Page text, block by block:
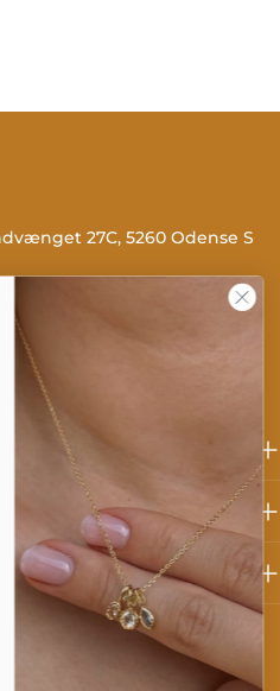
27C, 5260 Odense S
8 - 15:30